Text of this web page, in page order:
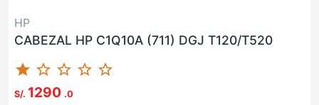
HP
CABEZAL HP C1Q10A (711) DGJ T120/T520
star star_border star_border star_border star_border
S/. 1290 .0